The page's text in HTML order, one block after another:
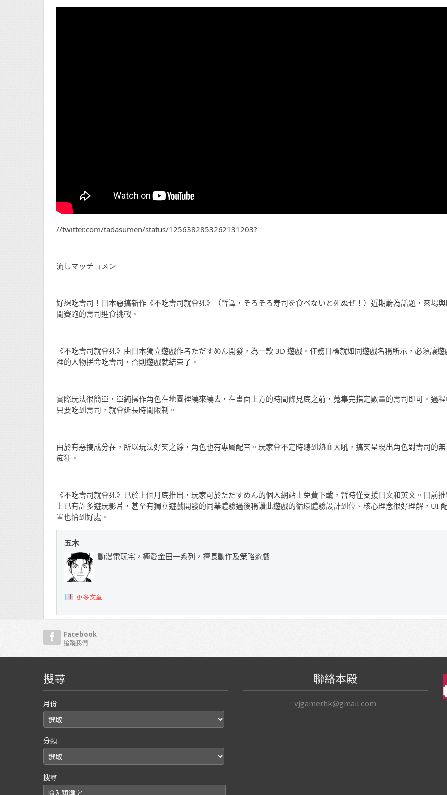
//twitter.com/tadasumen/status/1256382853262131203?
流しマッチョメン
好想吃壽司！日本惡搞新作《不吃壽司就會死》（暫譯，そろそろ寿司を食べないと死ぬぜ！）近期蔚為話題，來場
間賽跑的壽司進食挑戰。
《不吃壽司就會死》由日本獨立遊戲作者ただすめん開發，為一款 3D 遊戲。任務目標就如同遊戲名稱所示，必須讓遊
裡的人物拼命吃壽司，否則遊戲就結束了。
實際玩法很簡單，單純操作角色在地圖裡繞來繞去，在畫面上方的時間條見底之前，蒐集完指定數量的壽司即可。過
只要吃到壽司，就會延長時間限制。
由於有惡搞成分在，所以玩法好笑之餘，角色也有專屬配音。玩家會不定時聽到熱血大吼，搞笑呈現出角色對壽司的
痴狂。
《不吃壽司就會死》已於上個月底推出，玩家可於ただすめん的個人網站上免費下載，暫時僅支援日文和英文。目前
上已有許多遊玩影片，甚至有獨立遊戲開發的同業體驗過後稱讚此遊戲的循環體驗設計到位、核心理念很好理解，UI
置也恰到好處。
五木
動漫電玩宅，極愛金田一系列，擅長動作及策略遊戲
更多文章
Facebook
追蹤我們
搜尋
月份
分類
搜尋
聯絡本殿
vjgamerhk@gmail.com